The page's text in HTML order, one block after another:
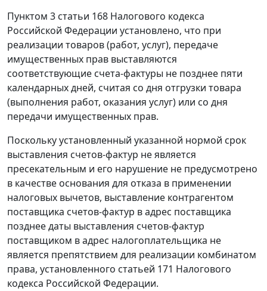
Пунктом 3 статьи 168 Налогового кодекса
Российской Федерации установлено, что при
реализации товаров (работ, услуг), передаче
имущественных прав выставляются
соответствующие счета-фактуры не позднее пяти
календарных дней, считая со дня отгрузки товара
(выполнения работ, оказания услуг) или со дня
передачи имущественных прав.
Поскольку установленный указанной нормой срок
выставления счетов-фактур не является
пресекательным и его нарушение не предусмотрено
в качестве основания для отказа в применении
налоговых вычетов, выставление контрагентом
поставщика счетов-фактур в адрес поставщика
позднее даты выставления счетов-фактур
поставщиком в адрес налогоплательщика не
является препятствием для реализации комбинатом
права, установленного статьей 171 Налогового
кодекса Российской Федерации.